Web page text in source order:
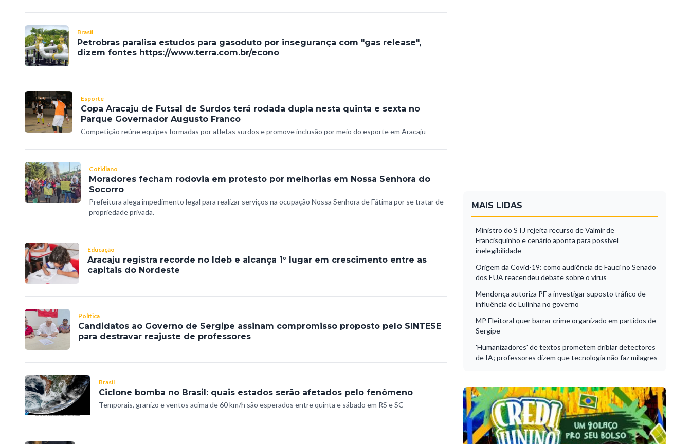
Brasil
Petrobras paralisa estudos para gasoduto por insegurança com "gas release",
dizem fontes https://www.terra.com.br/econo
Esporte
Copa Aracaju de Futsal de Surdos terá rodada dupla nesta quinta e sexta no
Parque Governador Augusto Franco
Competição reúne equipes formadas por atletas surdos e promove inclusão por meio do esporte em Aracaju
Cotidiano
Moradores fecham rodovia em protesto por melhorias em Nossa Senhora do
Socorro
Prefeitura alega impedimento legal para realizar serviços na ocupação Nossa Senhora de Fátima por se tratar de
propriedade privada.
Educação
Aracaju registra recorde no Ideb e alcança 1° lugar em crescimento entre as
capitais do Nordeste
Política
Candidatos ao Governo de Sergipe assinam compromisso proposto pelo SINTESE
para destravar reajuste de professores
Brasil
Ciclone bomba no Brasil: quais estados serão afetados pelo fenômeno
Temporais, granizo e ventos acima de 60 km/h são esperados entre quinta e sábado em RS e SC
MAIS LIDAS
Ministro do STJ rejeita recurso de Valmir de
Francisquinho e cenário aponta para possível
inelegibilidade
Origem da Covid-19: como audiência de Fauci no Senado
dos EUA reacendeu debate sobre o vírus
Mendonça autoriza PF a investigar suposto tráfico de
influência de Lulinha no governo
MP Eleitoral quer barrar crime organizado em partidos de
Sergipe
'Humanizadores' de textos prometem driblar detectores
de IA; professores dizem que tecnologia não faz milagres